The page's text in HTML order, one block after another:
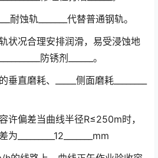
耐蚀轨_______代替普通钢轨。
状况合理安排润滑，易受浸蚀地
防锈剂______。
直磨耗、_____侧面磨耗________
许偏差当曲线半径R≤250m时，
_________12_______mm